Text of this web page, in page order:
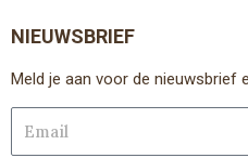
NIEUWSBRIEF
Meld je aan voor de nieuwsbrief